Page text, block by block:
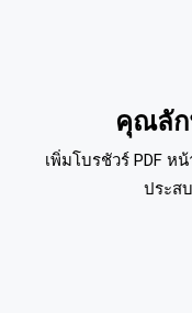
คุณลั
เพิ่มโบรชัวร์ PDF ห
ประส